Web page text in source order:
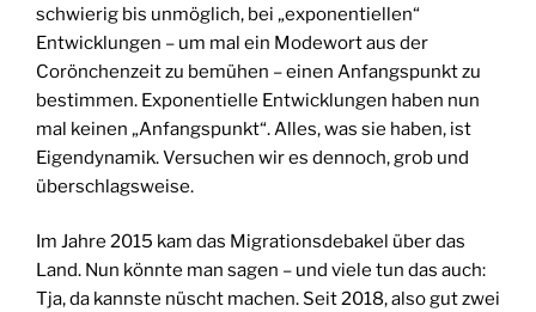
schwierig bis unmöglich, bei „exponentiellen“
Entwicklungen – um mal ein Modewort aus der
Corönchenzeit zu bemühen – einen Anfangspunkt zu
bestimmen. Exponentielle Entwicklungen haben nun
mal keinen „Anfangspunkt“. Alles, was sie haben, ist
Eigendynamik. Versuchen wir es dennoch, grob und
überschlagsweise.
Im Jahre 2015 kam das Migrationsdebakel über das
Land. Nun könnte man sagen – und viele tun das auch:
Tja, da kannste nüscht machen. Seit 2018, also gut zwei